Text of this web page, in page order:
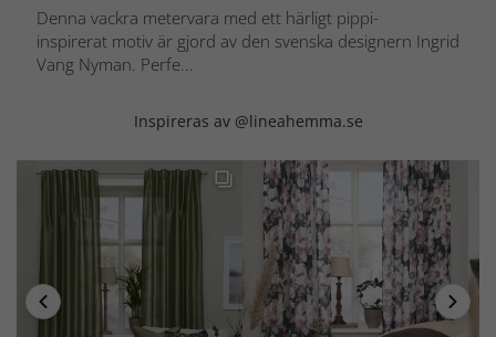
Denna vackra metervara med ett härligt pippi-
inspirerat motiv är gjord av den svenska designern Ingrid
Vang Nyman. Perfe...
Inspireras av @lineahemma.se